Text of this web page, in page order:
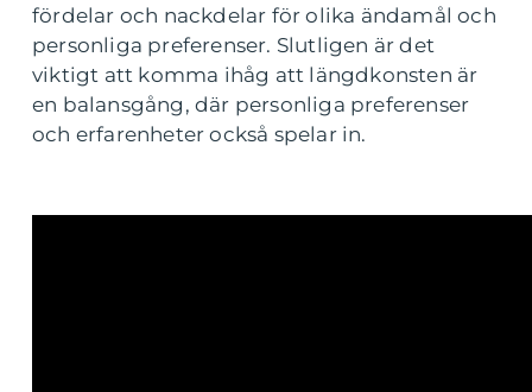
fördelar och nackdelar för olika ändamål och
personliga preferenser. Slutligen är det
viktigt att komma ihåg att längdkonsten är
en balansgång, där personliga preferenser
och erfarenheter också spelar in.